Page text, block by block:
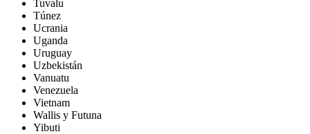
Tuvalu
Túnez
Ucrania
Uganda
Uruguay
Uzbekistán
Vanuatu
Venezuela
Vietnam
Wallis y Futuna
Yibuti